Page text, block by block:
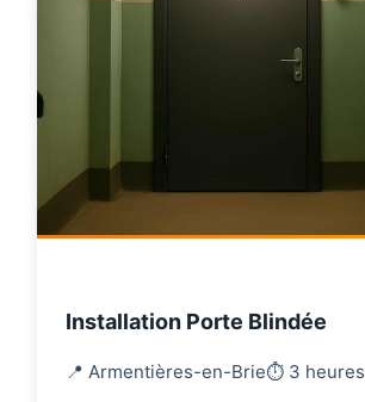
Installation Porte Blindée
📍 Armentières-en-Brie⏱️ 3 heures